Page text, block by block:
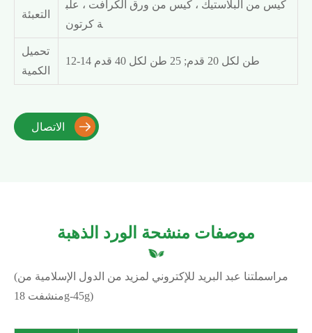
التعبئة
كيس من البلاستيك ، كيس من ورق الكرافت ، علب
ة كرتون
تحميل
الكمية
12-14 طن لكل 20 قدم; 25 طن لكل 40 قدم

موصفات منشحة الورد الذهبة
(مراسملتنا عبد البريد للإكتروني لمزيد من الدول الإسلامية من
منشفت 18g-45g)